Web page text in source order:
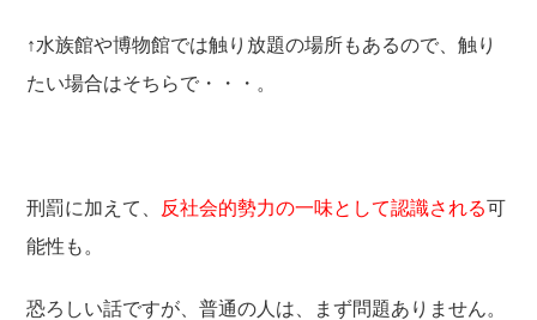
↑水族館や博物館では触り放題の場所もあるので、触り
たい場合はそちらで・・・。
刑罰に加えて、 反社会的勢力の一味として認識される可
能性も。
恐ろしい話ですが、普通の人は、まず問題ありません。